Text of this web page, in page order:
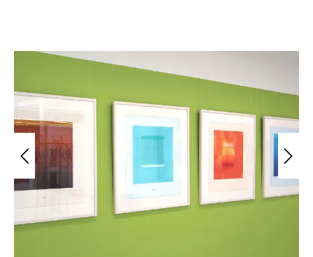
Bildergalerie überspringen